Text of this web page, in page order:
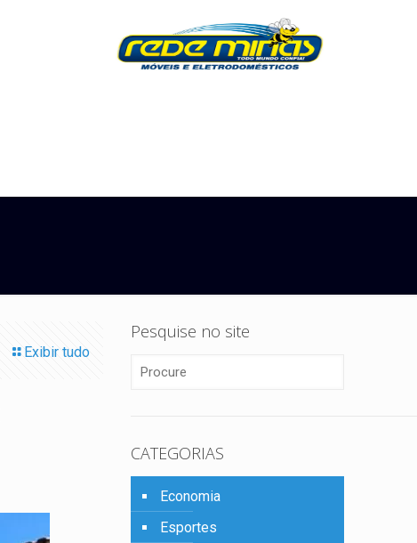
Exibir tudo
Pesquise no site
CATEGORIAS
Economia
Esportes